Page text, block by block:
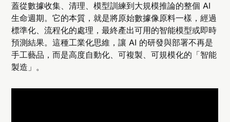
蓋從數據收集、清理、模型訓練到大規模推論的整個 AI
生命週期。它的本質，就是將原始數據像原料一樣，經過
標準化、流程化的處理，最終產出可用的智能模型或即時
預測結果。這種工業化思維，讓 AI 的研發與部署不再是
手工藝品，而是高度自動化、可複製、可規模化的「智能
製造」。